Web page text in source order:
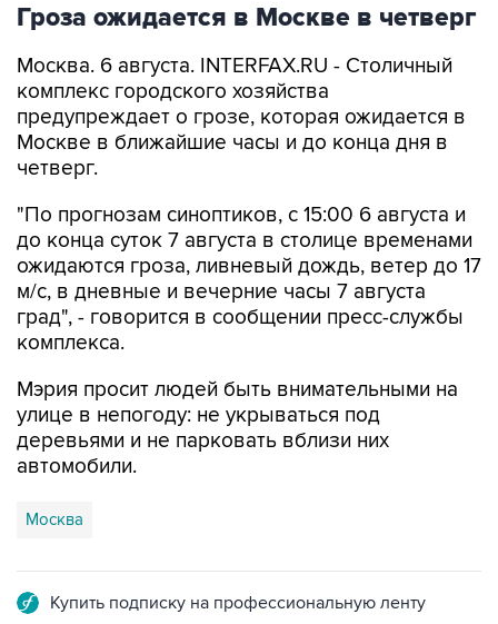
Гроза ожидается в Москве в четверг
Москва. 6 августа. INTERFAX.RU - Столичный
комплекс городского хозяйства
предупреждает о грозе, которая ожидается в
Москве в ближайшие часы и до конца дня в
четверг.
"По прогнозам синоптиков, с 15:00 6 августа и
до конца суток 7 августа в столице временами
ожидаются гроза, ливневый дождь, ветер до 17
м/с, в дневные и вечерние часы 7 августа
град", - говорится в сообщении пресс-службы
комплекса.
Мэрия просит людей быть внимательными на
улице в непогоду: не укрываться под
деревьями и не парковать вблизи них
автомобили.
Москва
Купить подписку на профессиональную ленту